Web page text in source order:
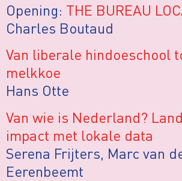
Opening: THE BUREAU
Charles Boutaud
Van liberale hindoeschool
melkkoe
Hans Otte
Van wie is Nederland?
impact met lokale data
Serena Frijters, Marc van
Eerenbeemt